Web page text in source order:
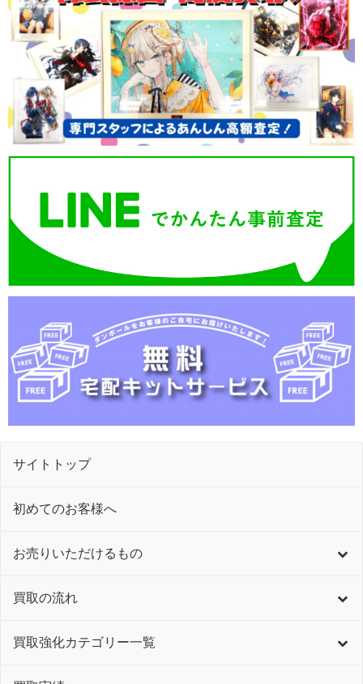
サイトトップ
初めてのお客様へ
お売りいただけるもの
買取の流れ
買取強化カテゴリー一覧